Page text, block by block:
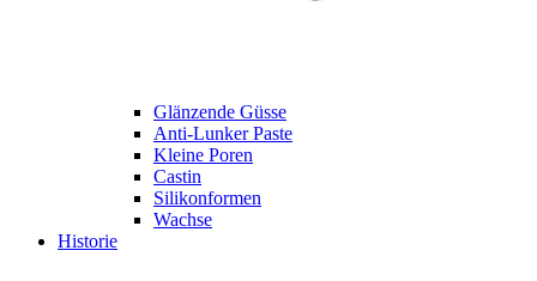
Glänzende Güsse
Anti-Lunker Paste
Kleine Poren
Castin
Silikonformen
Wachse
Historie